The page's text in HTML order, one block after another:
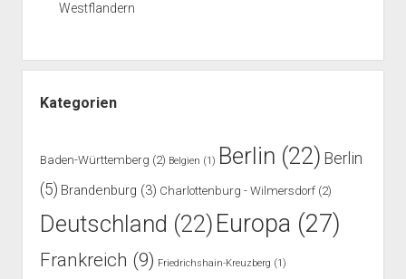
Westflandern
Kategorien
Baden-Württemberg (2) Belgien (1) Berlin (22) Berlin
(5) Brandenburg (3) Charlottenburg - Wilmersdorf(2)
Deutschland (22) Europa (27)
Frankreich (9) Friedrichshain-Kreuzberg (1)